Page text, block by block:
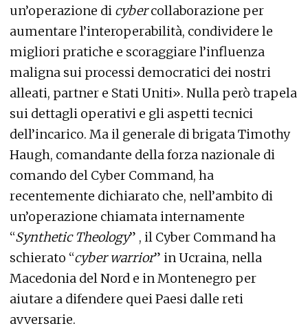
un’operazione di cybercollaborazione per
aumentare l’interoperabilità, condividere le
migliori pratiche e scoraggiare l’influenza
maligna sui processi democratici dei nostri
alleati, partner e Stati Uniti». Nulla però trapela
sui dettagli operativi e gli aspetti tecnici
dell’incarico. Ma il generale di brigata Timothy
Haugh, comandante della forza nazionale di
comando del Cyber Command, ha
recentemente dichiarato che, nell’ambito di
un’operazione chiamata internamente
“Synthetic Theology” , il Cyber Command ha
schierato “cyber warrior” in Ucraina, nella
Macedonia del Nord e in Montenegro per
aiutare a difendere quei Paesi dalle reti
avversarie.